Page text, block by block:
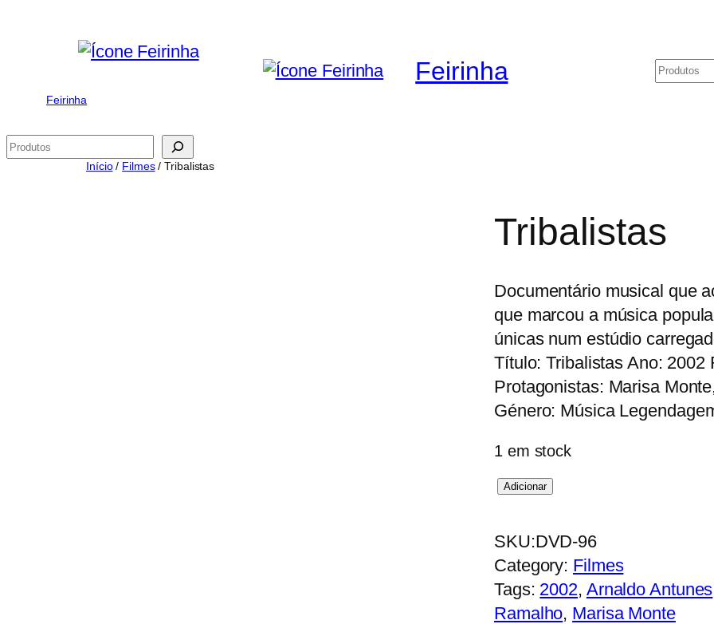
Feirinha
Feirinha
Pesquisar
Início/ Filmes/ Tribalistas
Tribalistas
Documentário musical que
que marcou a música
únicas num estúdio
Título: Tribalistas Ano:
Protagonistas: Marisa
Género: Música
1 em stock
Q
a
n
t
i
Adicionar
SKU:DVD-96
Category: Filmes
Tags: 2002, Arnaldo Antunes
Ramalho, Marisa Monte